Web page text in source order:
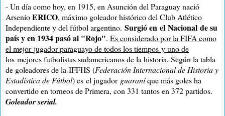
- Un día como hoy, en 1915, en Asunción del Paraguay nació
ArsenioERICO, máximo goleador histórico del Club Atlético
Independiente y del fútbol argentino. Surgió en el Nacional de su
país y en 1934 pasó al "Rojo". Es considerado por la FIFA como
el mejorjugador paraguayo de todos los tiempos y uno de
los mejores futbolistas sudamericanos de la historia. Según la tabla
de goleadores de la IFFHS (Federación Internacional de Historia y
Estadística de Fútbol) es el jugador guaraníque más goles ha
convertido en torneos de Primera, con 331 tantos en 372 partidos.
Goleador serial.